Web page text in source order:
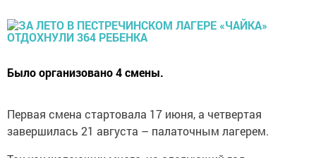
Было организовано 4 смены.
Первая смена стартовала 17 июня, а четвертая
завершилась 21 августа – палаточным лагерем.